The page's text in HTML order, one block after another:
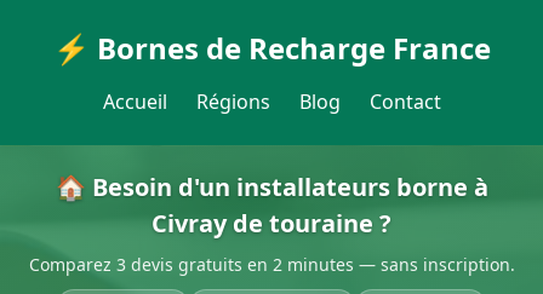
⚡ Bornes de Recharge France
Accueil Régions Blog Contact
🏠 Besoin d'un installateurs borne à
Civray de touraine ?
Comparez 3 devis gratuits en 2 minutes — sans inscription.